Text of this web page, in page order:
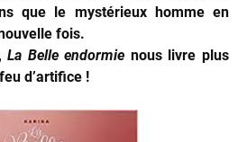
que le mystérieux homme en
fois.
La Belle endormie nous livre plus
d’artifice !